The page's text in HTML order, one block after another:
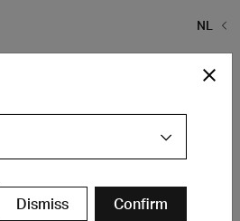
NL
Dismiss Confirm